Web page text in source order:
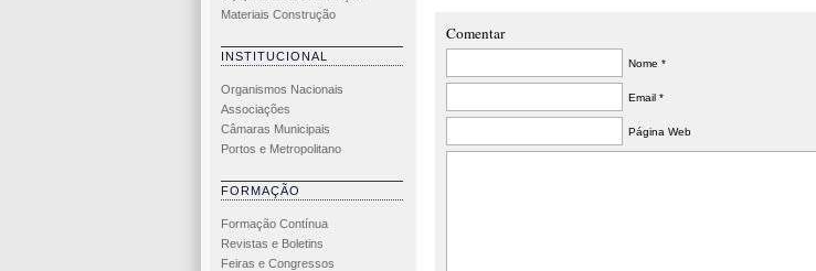
Materiais Construção
INSTITUCIONAL
Organismos Nacionais
Associações
Câmaras Municipais
Portos e Metropolitano
FORMAÇÃO
Formação Contínua
Revistas e Boletins
Feiras e Congressos
Coimbra
Comentar
Nome *
Email *
Página Web